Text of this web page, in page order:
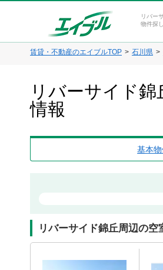
リバー
物件探
賃貸・不動産のエイブルTOP 石川県
リバーサイド
情報
基本
リバーサイド錦丘周辺の空